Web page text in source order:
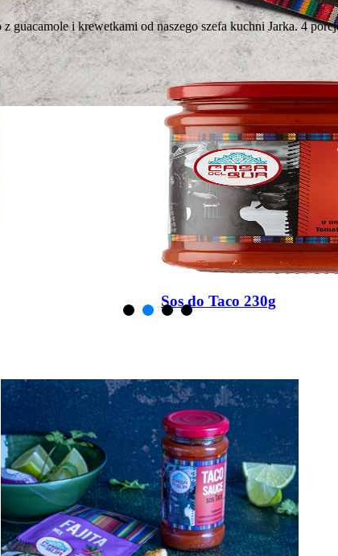
guacamole i krewetkami od naszego szefa kuchni Jarka. 4
Sos Jalapeno z zielonej